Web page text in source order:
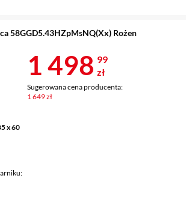
58GGD5.43HZpMsNQ(Xx) Rożen
x 60
Cena 1
1 498 99
zł
Sugerowana cena producenta:
1 649 zł